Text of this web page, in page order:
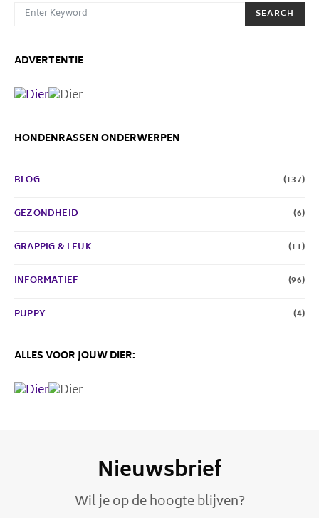
SEARCH FOR:
SEARCH
ADVERTENTIE
HONDENRASSEN ONDERWERPEN
BLOG (137)
GEZONDHEID (6)
GRAPPIG & LEUK (11)
INFORMATIEF (96)
PUPPY (4)
ALLES VOOR JOUW DIER:
Nieuwsbrief
Wil je op de hoogte blijven?